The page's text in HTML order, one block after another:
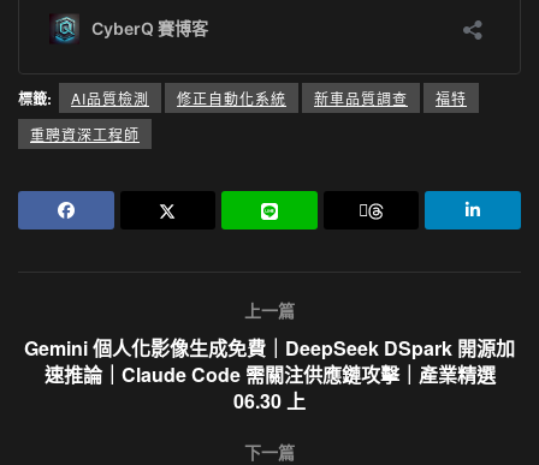
標籤: AI品質檢測 修正自動化系統 新車品質調查
福特
重聘資深工程師
上一篇
Gemini 個人化影像生成免費｜DeepSeek DSpark 開源加
速推論｜Claude Code 需關注供應鏈攻擊｜產業精選
06.30 上
下一篇